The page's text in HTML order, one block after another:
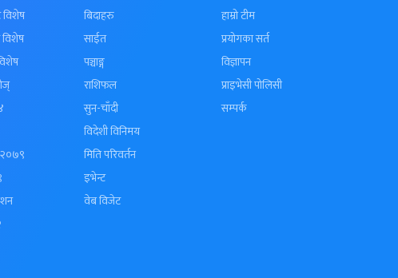
बिदाहरु
साईत
पञ्चाङ्ग
राशिफल
सुन-चाँदी
विदेशी विनिमय
मिति परिवर्तन
इभेन्ट
वेब विजेट
हाम्रो टीम
प्रयोगका सर्त
विज्ञापन
प्राइभेसी पोलिसी
सम्पर्क